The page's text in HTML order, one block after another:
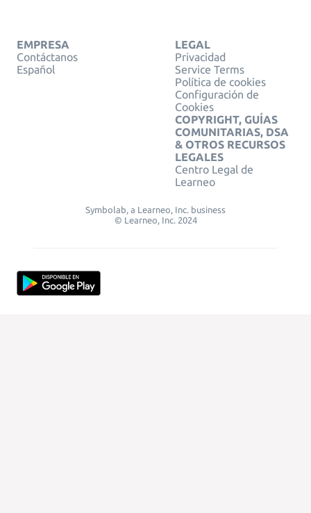
EMPRESA
Contáctanos
Español
LEGAL
Privacidad
Service Terms
Política de cookies
Configuración de
Cookies
COPYRIGHT, GUÍAS
COMUNITARIAS, DSA
& OTROS RECURSOS
LEGALES
Centro Legal de
Learneo
Symbolab, a Learneo, Inc. business
© Learneo, Inc. 2024